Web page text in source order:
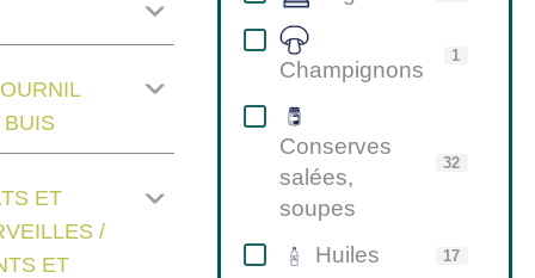
Champignons
1
Conserves
salées,
soupes
32
Huiles 17
BUIS
ET
/
ET